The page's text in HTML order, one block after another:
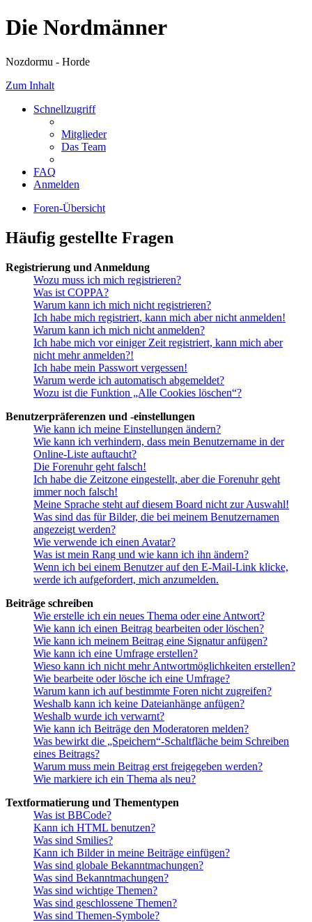
Die Nordmänner
Nozdormu - Horde
Zum Inhalt
Schnellzugriff
Mitglieder
Das Team
FAQ
Anmelden
Foren-Übersicht
Häufig gestellte Fragen
Registrierung und Anmeldung
Wozu muss ich mich registrieren?
Was ist COPPA?
Warum kann ich mich nicht registrieren?
Ich habe mich registriert, kann mich aber nicht anmelden!
Warum kann ich mich nicht anmelden?
Ich habe mich vor einiger Zeit registriert, kann mich aber
nicht mehr anmelden?!
Ich habe mein Passwort vergessen!
Warum werde ich automatisch abgemeldet?
Wozu ist die Funktion „Alle Cookies löschen“?
Benutzerpräferenzen und -einstellungen
Wie kann ich meine Einstellungen ändern?
Wie kann ich verhindern, dass mein Benutzername in der
Online-Liste auftaucht?
Die Forenuhr geht falsch!
Ich habe die Zeitzone eingestellt, aber die Forenuhr geht
immer noch falsch!
Meine Sprache steht auf diesem Board nicht zur Auswahl!
Was sind das für Bilder, die bei meinem Benutzernamen
angezeigt werden?
Wie verwende ich einen Avatar?
Was ist mein Rang und wie kann ich ihn ändern?
Wenn ich bei einem Benutzer auf den E-Mail-Link klicke,
werde ich aufgefordert, mich anzumelden.
Beiträge schreiben
Wie erstelle ich ein neues Thema oder eine Antwort?
Wie kann ich einen Beitrag bearbeiten oder löschen?
Wie kann ich meinem Beitrag eine Signatur anfügen?
Wie kann ich eine Umfrage erstellen?
Wieso kann ich nicht mehr Antwortmöglichkeiten erstellen?
Wie bearbeite oder lösche ich eine Umfrage?
Warum kann ich auf bestimmte Foren nicht zugreifen?
Weshalb kann ich keine Dateianhänge anfügen?
Weshalb wurde ich verwarnt?
Wie kann ich Beiträge den Moderatoren melden?
Was bewirkt die „Speichern“-Schaltfläche beim Schreiben
eines Beitrags?
Warum muss mein Beitrag erst freigegeben werden?
Wie markiere ich ein Thema als neu?
Textformatierung und Thementypen
Was ist BBCode?
Kann ich HTML benutzen?
Was sind Smilies?
Kann ich Bilder in meine Beiträge einfügen?
Was sind globale Bekanntmachungen?
Was sind Bekanntmachungen?
Was sind wichtige Themen?
Was sind geschlossene Themen?
Was sind Themen-Symbole?